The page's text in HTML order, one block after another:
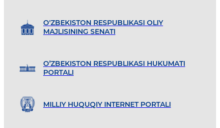
O'ZBEKISTON RESPUBLIKASI OLIY
MAJLISINING SENATI
O’ZBEKISTON RESPUBLIKASI HUKUMATI
PORTALI
MILLIY HUQUQIY INTERNET PORTALI